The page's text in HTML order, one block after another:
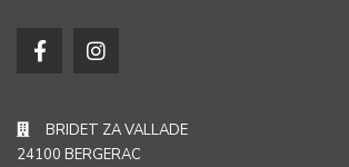
BRIDET ZA VALLADE
24100 BERGERAC